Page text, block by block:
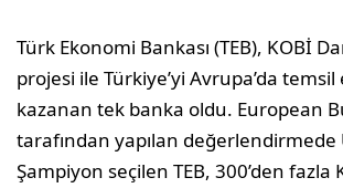
Türk Ekonomi Bankası (TEB), KOBİ
projesi ile Türkiye’yi Avrupa’da
kazanan tek banka oldu. European
tarafından yapılan değerlendirmede
Şampiyon seçilen TEB, 300’den fazla